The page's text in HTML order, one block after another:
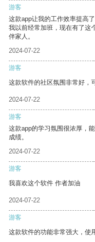
游客
这款app让我的工作效率提高
我以前经常加班，现在有了这
伴家人。
2024-07-22
游客
这款软件的社区氛围非常好，
2024-07-22
游客
这款app的学习氛围很浓厚，
成绩。
2024-07-22
游客
我喜欢这个软件 作者加油
2024-07-22
游客
这款软件的功能非常强大，使